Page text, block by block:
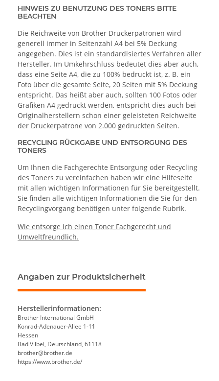
HINWEIS ZU BENUTZUNG DES TONERS BITTE
BEACHTEN
Die Reichweite von Brother Druckerpatronen wird
generell immer in Seitenzahl A4 bei 5% Deckung
angegeben. Dies ist ein standardisiertes Verfahren aller
Hersteller. Im Umkehrschluss bedeutet dies aber auch,
dass eine Seite A4, die zu 100% bedruckt ist, z. B. ein
Foto über die gesamte Seite, 20 Seiten mit 5% Deckung
entspricht. Das heißt aber auch, sollten 100 Fotos oder
Grafiken A4 gedruckt werden, entspricht dies auch bei
Originalherstellern schon einer geleisteten Reichweite
der Druckerpatrone von 2.000 gedruckten Seiten.
RECYCLING RÜCKGABE UND ENTSORGUNG DES
TONERS
Um Ihnen die Fachgerechte Entsorgung oder Recycling
des Toners zu vereinfachen haben wir eine Hilfeseite
mit allen wichtigen Informationen für Sie bereitgestellt.
Sie finden alle wichtigen Informationen die Sie für den
Recyclingvorgang benötigen unter folgende Rubrik.
Wie entsorge ich einen Toner Fachgerecht und
Umweltfreundlich.
Angaben zur Produktsicherheit
Herstellerinformationen:
Brother International GmbH
Konrad-Adenauer-Allee 1-11
Hessen
Bad Vilbel, Deutschland, 61118
brother@brother.de
https://www.brother.de/